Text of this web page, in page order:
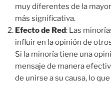
muy diferentes de la
más significativa.
Efecto de Red: Las
influir en la opinión de
Si la minoría tiene una
mensaje de manera
de unirse a su causa, lo